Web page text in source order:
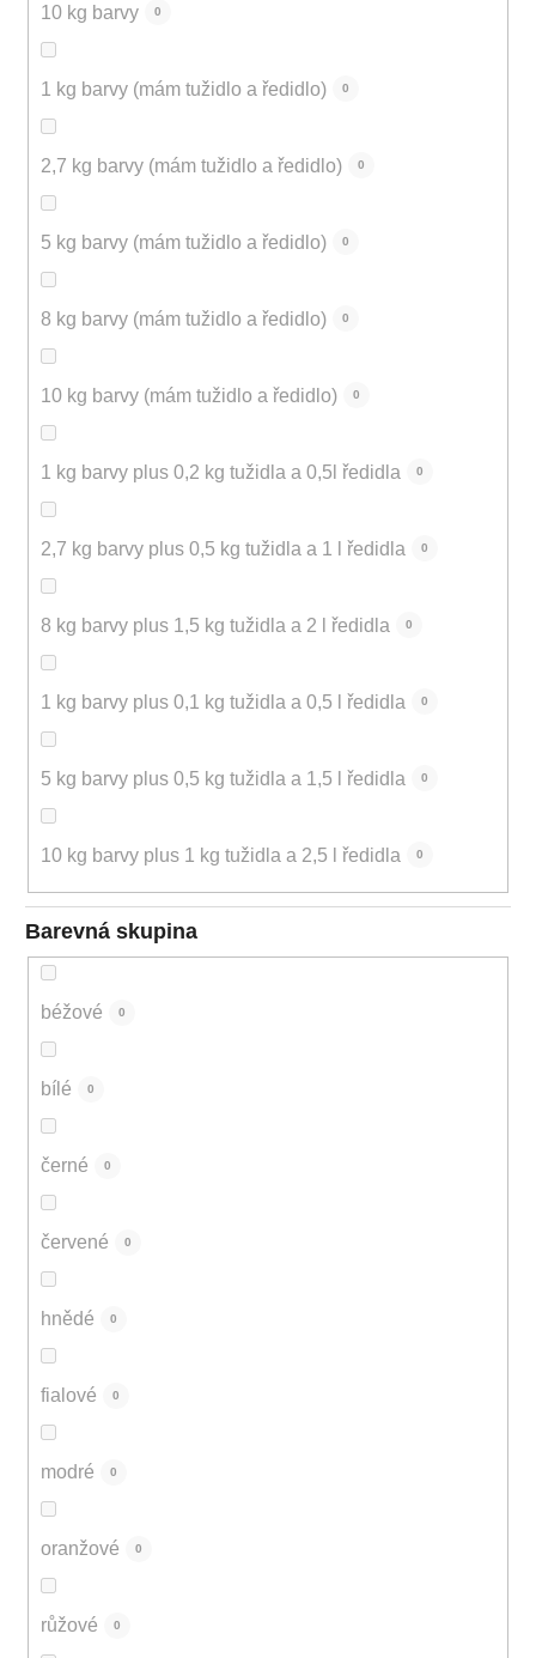
10 kg barvy 0
1 kg barvy (mám tužidlo a ředidlo) 0
2,7 kg barvy (mám tužidlo a ředidlo) 0
5 kg barvy (mám tužidlo a ředidlo) 0
8 kg barvy (mám tužidlo a ředidlo) 0
10 kg barvy (mám tužidlo a ředidlo) 0
1 kg barvy plus 0,2 kg tužidla a 0,5l ředidla 0
2,7 kg barvy plus 0,5 kg tužidla a 1 l ředidla 0
8 kg barvy plus 1,5 kg tužidla a 2 l ředidla 0
1 kg barvy plus 0,1 kg tužidla a 0,5 l ředidla 0
5 kg barvy plus 0,5 kg tužidla a 1,5 l ředidla 0
10 kg barvy plus 1 kg tužidla a 2,5 l ředidla 0
Barevná skupina
béžové 0
bílé 0
černé 0
červené 0
hnědé 0
fialové 0
modré 0
oranžové 0
růžové 0